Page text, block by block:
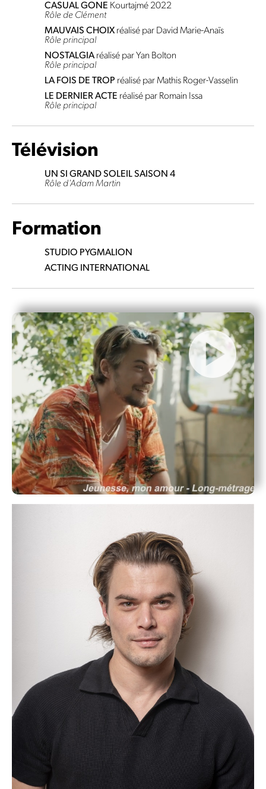
CASUAL GONE Kourtajmé 2022
Rôle de Clément
MAUVAIS CHOIX réalisé par David Marie-Anaïs
Rôle principal
NOSTALGIA réalisé par Yan Bolton
Rôle principal
LA FOIS DE TROP réalisé par Mathis Roger-Vasselin
LE DERNIER ACTE réalisé par Romain Issa
Rôle principal
Télévision
UN SI GRAND SOLEIL SAISON 4
Rôle d'Adam Martin
Formation
STUDIO PYGMALION
ACTING INTERNATIONAL